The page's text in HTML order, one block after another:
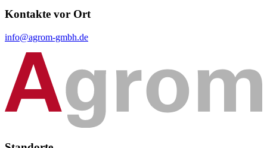
Kontakte vor Ort
info@agrom-gmbh.de